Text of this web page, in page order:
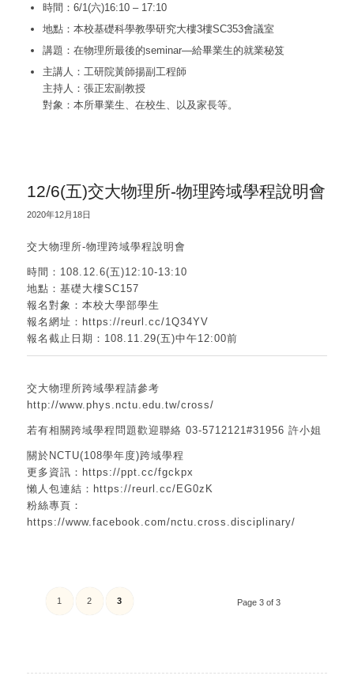
時間：6/1(六)16:10 – 17:10
地點：本校基礎科學教學研究大樓3樓SC353會議室
講題：在物理所最後的seminar—給畢業生的就業秘笈
主講人：工研院黃師揚副工程師
主持人：張正宏副教授
對象：本所畢業生、在校生、以及家長等。
12/6(五)交大物理所-物理跨域學程說明會
2020年12月18日
交大物理所-物理跨域學程說明會
時間：108.12.6(五)12:10-13:10
地點：基礎大樓SC157
報名對象：本校大學部學生
報名網址：https://reurl.cc/1Q34YV
報名截止日期：108.11.29(五)中午12:00前
交大物理所跨域學程請參考
http://www.phys.nctu.edu.tw/cross/
若有相關跨域學程問題歡迎聯絡 03-5712121#31956 許小姐
關於NCTU(108學年度)跨域學程
更多資訊：https://ppt.cc/fgckpx
懶人包連結：https://reurl.cc/EG0zK
粉絲專頁：
https://www.facebook.com/nctu.cross.disciplinary/
Page 3 of 3
1 2 3